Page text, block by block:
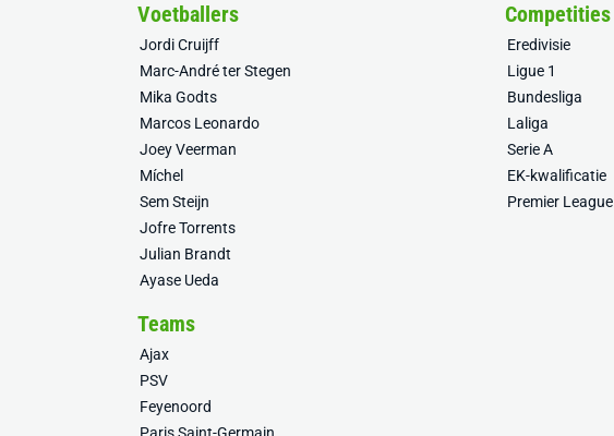
Voetballers
Jordi Cruijff
Marc-André ter Stegen
Mika Godts
Marcos Leonardo
Joey Veerman
Míchel
Sem Steijn
Jofre Torrents
Julian Brandt
Ayase Ueda
Competities
Eredivisie
Ligue 1
Bundesliga
Laliga
Serie A
EK-kwalificatie
Premier League
Teams
Ajax
PSV
Feyenoord